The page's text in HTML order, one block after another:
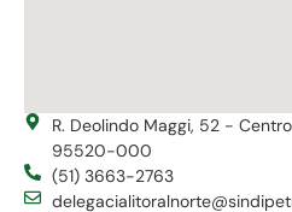
R. Deolindo Maggi, 52 -
95520-000
(51) 3663-2763